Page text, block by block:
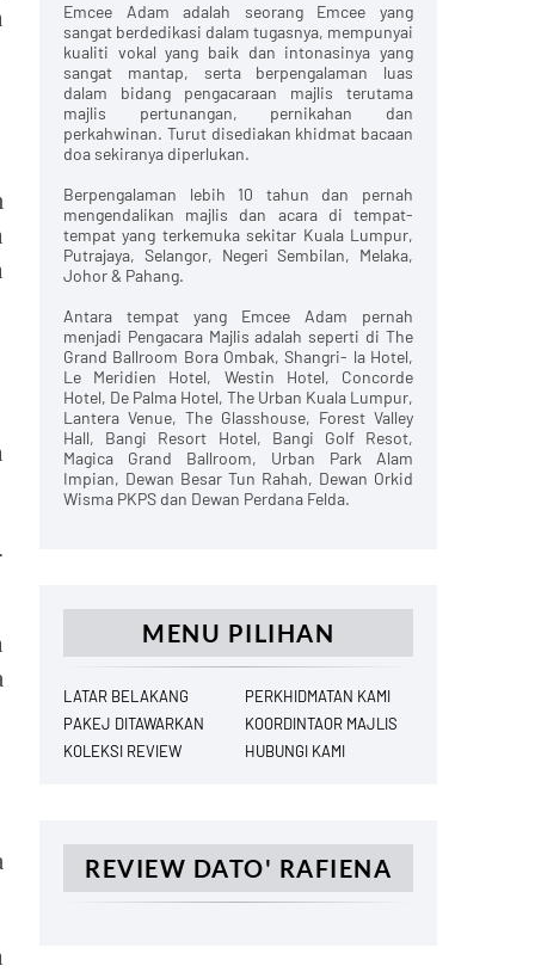
Emcee Adam adalah seorang Emcee yang
sangat berdedikasi dalam tugasnya, mempunyai
kualiti vokal yang baik dan intonasinya yang
sangat mantap, serta berpengalaman luas
dalam bidang pengacaraan majlis terutama
majlis pertunangan, pernikahan dan
perkahwinan. Turut disediakan khidmat bacaan
doa sekiranya diperlukan.
Berpengalaman lebih 10 tahun dan pernah
mengendalikan majlis dan acara di tempat-
tempat yang terkemuka sekitar Kuala Lumpur,
Putrajaya, Selangor, Negeri Sembilan, Melaka,
Johor & Pahang.
Antara tempat yang Emcee Adam pernah
menjadi Pengacara Majlis adalah seperti di The
Grand Ballroom Bora Ombak, Shangri- la Hotel,
Le Meridien Hotel, Westin Hotel, Concorde
Hotel, De Palma Hotel, The Urban Kuala Lumpur,
Lantera Venue, The Glasshouse, Forest Valley
Hall, Bangi Resort Hotel, Bangi Golf Resot,
Magica Grand Ballroom, Urban Park Alam
Impian, Dewan Besar Tun Rahah, Dewan Orkid
Wisma PKPS dan Dewan Perdana Felda.
MENU PILIHAN
LATAR BELAKANG
PERKHIDMATAN KAMI
PAKEJ DITAWARKAN
KOORDINTAOR MAJLIS
KOLEKSI REVIEW
HUBUNGI KAMI
REVIEW DATO' RAFIENA